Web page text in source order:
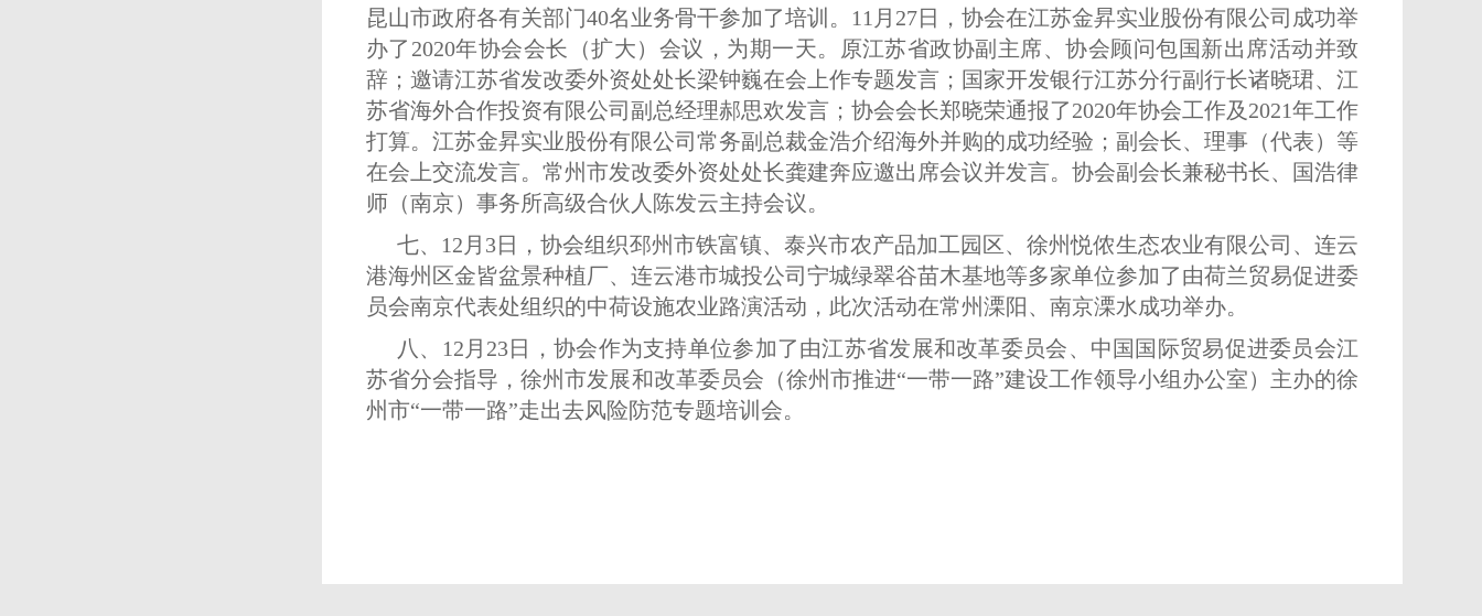
昆山市政府各有关部门40名业务骨干参加了培训。11月27日，协会在江苏金昇实业股份有限公司成功举
办了2020年协会会长（扩大）会议，为期一天。原江苏省政协副主席、协会顾问包国新出席活动并致
辞；邀请江苏省发改委外资处处长梁钟巍在会上作专题发言；国家开发银行江苏分行副行长诸晓珺、江
苏省海外合作投资有限公司副总经理郝思欢发言；协会会长郑晓荣通报了2020年协会工作及2021年工作
打算。江苏金昇实业股份有限公司常务副总裁金浩介绍海外并购的成功经验；副会长、理事（代表）等
在会上交流发言。常州市发改委外资处处长龚建奔应邀出席会议并发言。协会副会长兼秘书长、国浩律
师（南京）事务所高级合伙人陈发云主持会议。
七、12月3日，协会组织邳州市铁富镇、泰兴市农产品加工园区、徐州悦侬生态农业有限公司、连云
港海州区金皆盆景种植厂、连云港市城投公司宁城绿翠谷苗木基地等多家单位参加了由荷兰贸易促进委
员会南京代表处组织的中荷设施农业路演活动，此次活动在常州溧阳、南京溧水成功举办。
八、12月23日，协会作为支持单位参加了由江苏省发展和改革委员会、中国国际贸易促进委员会江
苏省分会指导，徐州市发展和改革委员会（徐州市推进“一带一路”建设工作领导小组办公室）主办的徐
州市“一带一路”走出去风险防范专题培训会。